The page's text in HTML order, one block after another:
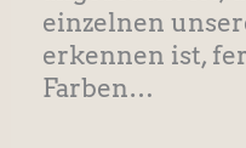
einzelnen
erkennen ist,
Farben…